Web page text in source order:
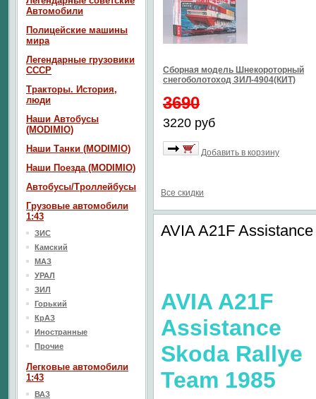
Сборная модель Шнекороторный
снегоболотоход ЗИЛ-4904(КИТ)
3690
3220 руб
Добавить в корзину
Все скидки
AVIA A21F
AVIA A21F
Assistance
Skoda Rallye
Team 1985
Автомобили
Полицейские машины
мира
Легендарные грузовики
СССР
Тракторы. История,
люди
Наши Автобусы
(MODIMIO)
Наши Танки (MODIMIO)
Наши Поезда (MODIMIO)
Автобусы/Троллейбусы
Грузовые автомобили
1:43
ЗИС
Камский
МАЗ
УРАЛ
ЗИЛ
Горький
КрАЗ
Иностранные
Прочие
Легковые автомобили
1:43
ВАЗ